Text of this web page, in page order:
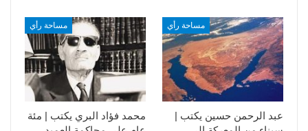
مساحة رأي
محمد فؤاد البري يكتب | مئة
مساحة رأي
عبد الرحمن حسين يكتب |